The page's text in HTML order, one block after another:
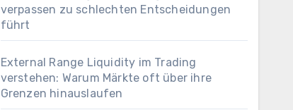
verpassen zu schlechten Entscheidungen
führt
External Range Liquidity im Trading
verstehen: Warum Märkte oft über ihre
Grenzen hinauslaufen